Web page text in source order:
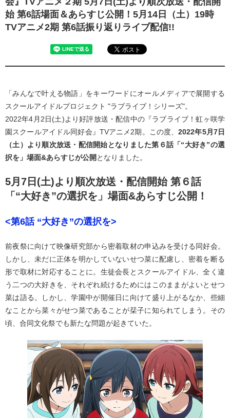
始 第6話場面＆あらすじ公開！5月14日（土）19時
TVアニメ2期 第6話振り返りライブ配信!!
「みんなで叶える物語」をキーワードにオールメディアで展開する
スクールアイドルプロジェクト "ラブライブ！シリーズ"。
2022年4月2日(土)より好評放送・配信中の『ラブライブ！虹ヶ咲学
園スクールアイドル同好会』TVアニメ2期。この度、2022年5月7日
（土）より順次放送・配信開始となりました第６話「“大好き”の選
択を」場面&あらすじが公開 となりました。
5月7日(土)より順次放送・配信開始 第６話
「“大好き”の選択を」場面&あらすじ公開！
<第6話 “大好き”の選択を>
前夜祭に向けて映像研究部から密着取材の申込みを受ける同好会。
しかし、未だに正体を明かしていないせつ菜に配慮し、密着を断る
形で取材に対応することに。生徒会長とスクールアイドル、全く違
う二つの大好きを、それぞれ続けるためにはこのままがよいとせつ
菜は語る。しかし、学園中が開催日に向けて盛り上がるなか、些細
なことから菜々がせつ菜であることが栞子に知られてしまう。その
頃、合同文化祭でも新たな問題が起きていた。